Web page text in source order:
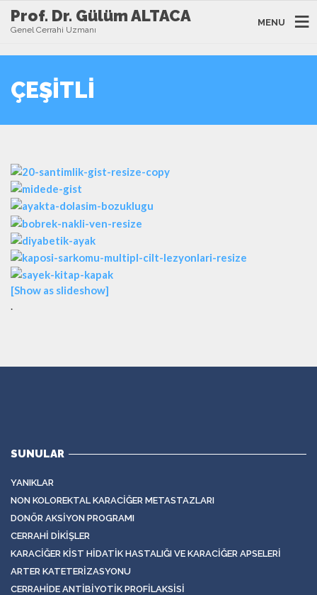
Prof. Dr. Gülüm ALTACA
Genel Cerrahi Uzmanı
MENU
ÇEŞITLI
[Show as slideshow]
.
SUNULAR
YANIKLAR
NON KOLOREKTAL KARACIĞER METASTAZLARI
DONÖR AKSIYON PROGRAMI
CERRAHI DIKIŞLER
KARACIĞER KIST HIDATIK HASTALIĞI VE KARACIĞER APSELERI
ARTER KATETERIZASYONU
CERRAHIDE ANTIBIYOTIK PROFILAKSISI